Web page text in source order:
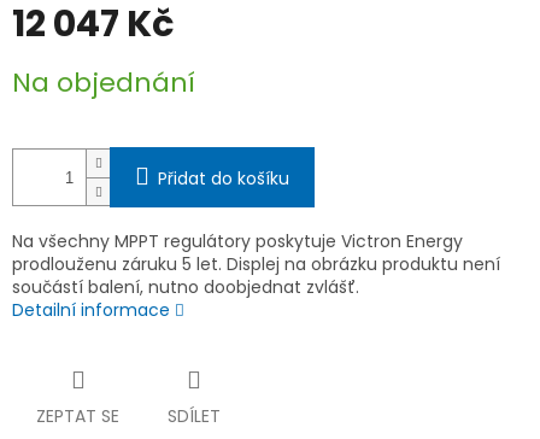
12 047 Kč
cena:
Na objednání
Přidat do košíku
Na všechny MPPT regulátory poskytuje Victron Energy
prodlouženu záruku 5 let. Displej na obrázku produktu není
součástí balení, nutno doobjednat zvlášť.
Detailní informace
ZEPTAT SE SDÍLET